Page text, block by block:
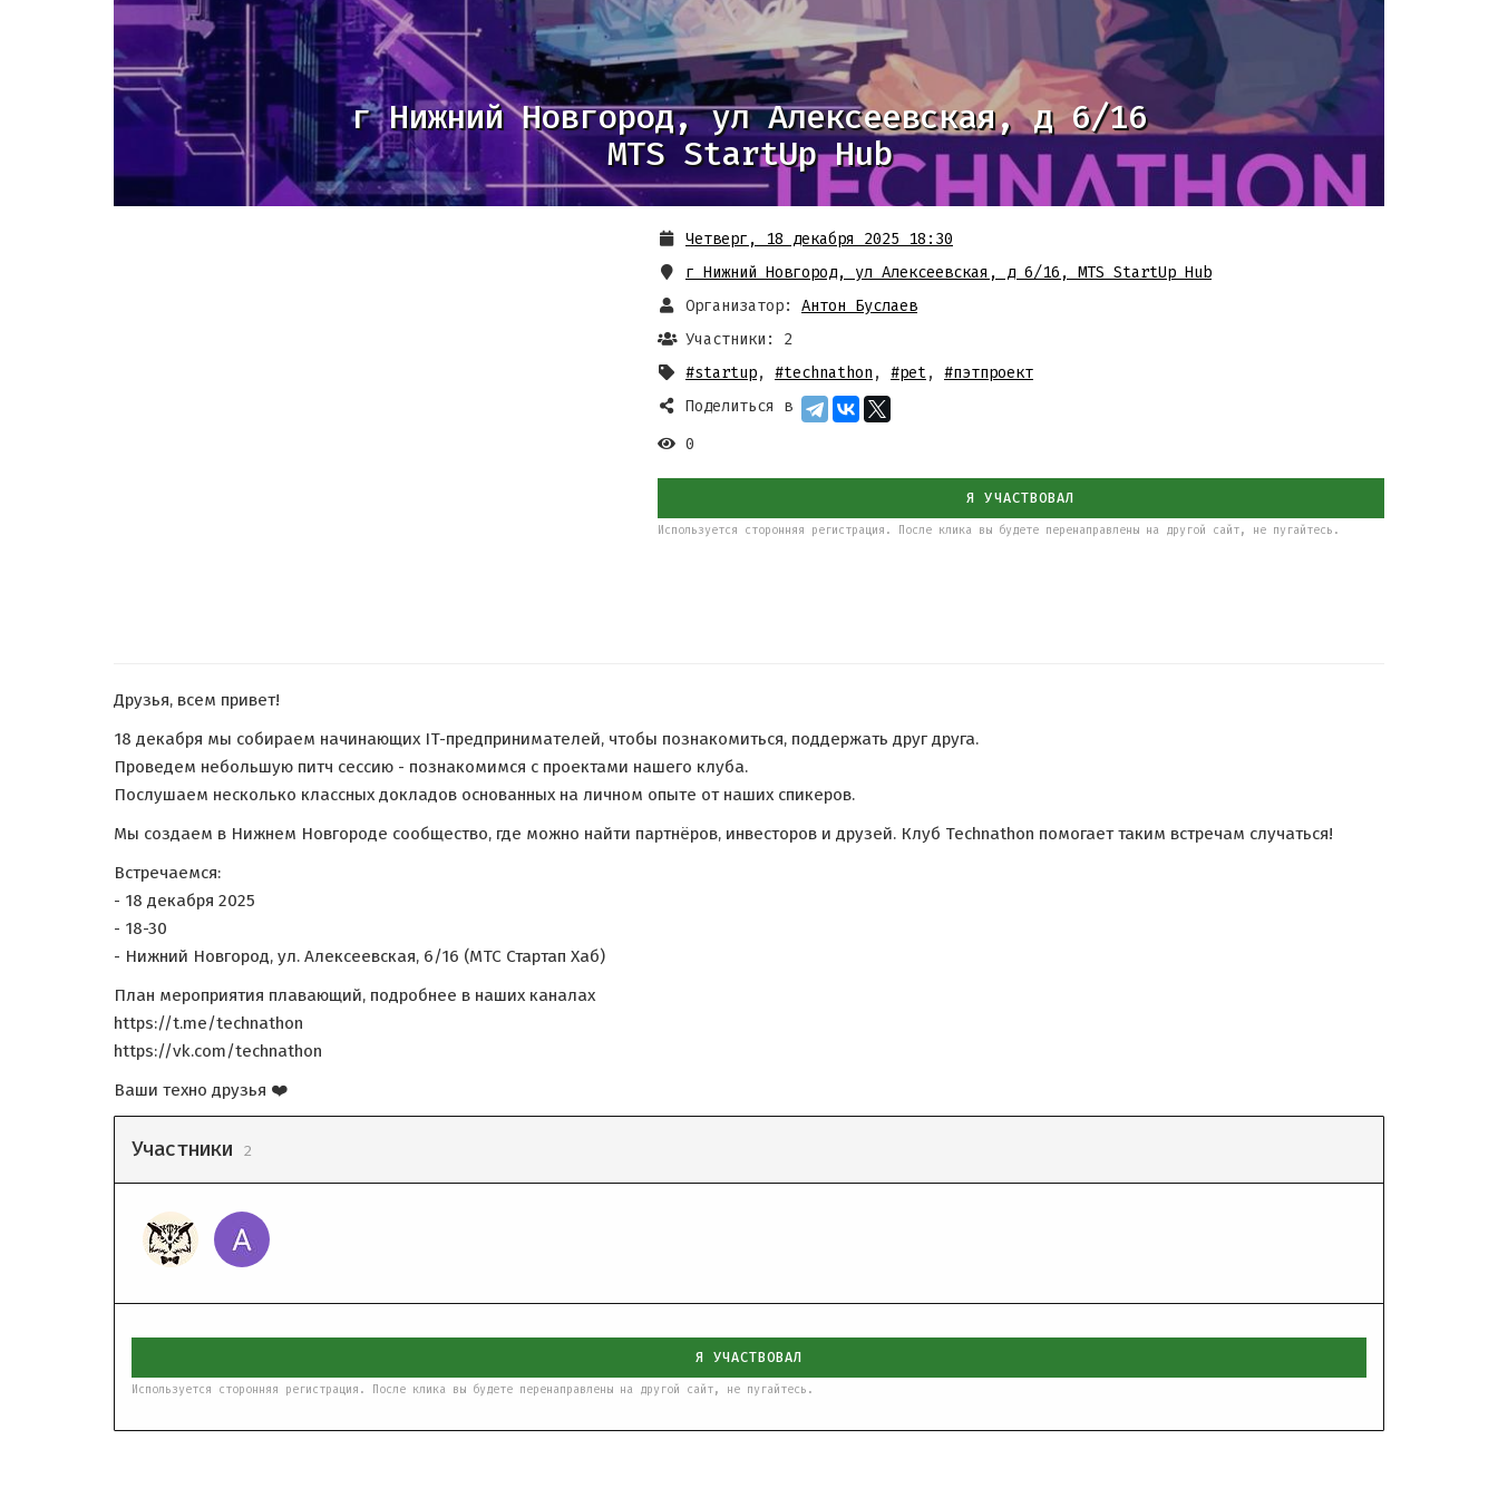
г Нижний Новгород, ул Алексеевская, д 6/16
MTS StartUp Hub
Четверг, 18 декабря 2025 18:30
г Нижний Новгород, ул Алексеевская, д 6/16 , MTS StartUp Hub
Организатор:
Антон Буслаев
Участники: 2
#startup, #technathon , #pet, #пэтпроект
Поделиться в
0
Я УЧАСТВОВАЛ
Используется сторонняя регистрация. После клика вы будете перенаправлены на другой сайт, не пугайтесь.
Друзья, всем привет!
18 декабря мы собираем начинающих IT-предпринимателей, чтобы познакомиться, поддержать друг друга.
Проведем небольшую питч сессию - познакомимся с проектами нашего клуба.
Послушаем несколько классных докладов основанных на личном опыте от наших спикеров.
Мы создаем в Нижнем Новгороде сообщество, где можно найти партнёров, инвесторов и друзей. Клуб Technathon помогает таким встречам случаться!
Встречаемся:
- 18 декабря 2025
- 18-30
- Нижний Новгород, ул. ​Алексеевская, 6/16 (МТС Стартап Хаб)
План мероприятия плавающий, подробнее в наших каналах
https://t.me/technathon
https://vk.com/technathon
Ваши техно друзья ❤️
Участники 2
Я УЧАСТВОВАЛ
Используется сторонняя регистрация. После клика вы будете перенаправлены на другой сайт, не пугайтесь.